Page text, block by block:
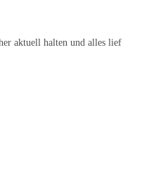
aktuell halten und alles lief